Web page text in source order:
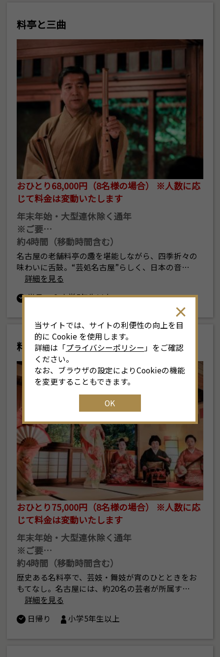
料亭と三曲
おひとり68,000円（8名様の場合） ※人数に応
じて料金は変動いたします
年末年始・大型連休除く通年
※ご要…
約4時間（移動時間含む）
名古屋の老舗料亭の趣を堪能しながら、四季折々の
味わいに舌鼓。“芸処名古屋”らしく、日本の音…
詳細を見る
半日 小学5年生以上
料亭と芸者
おひとり75,000円（8名様の場合） ※人数に応
じて料金は変動いたします
年末年始・大型連休除く通年
※ご要…
約4時間（移動時間含む）
歴史ある名料亭で、芸妓・舞妓が宵のひとときをお
もてなし。名古屋には、約20名の芸者が所属す…
詳細を見る
日帰り
小学5年生以上
当サイトでは、サイトの利便性の向上を目
的に Cookie を使用します。
詳細は「プライバシーポリシー 」をご確認
ください。
なお、ブラウザの設定によりCookieの機能
を変更することもできます。
OK